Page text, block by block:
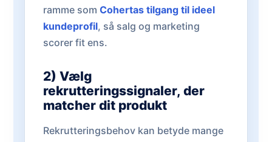
ramme som Cohertas tilgang til ideel
kundeprofil, så salg og marketing
scorer fit ens.
2) Vælg
rekrutteringssignaler, der
matcher dit produkt
Rekrutteringsbehov kan betyde mange